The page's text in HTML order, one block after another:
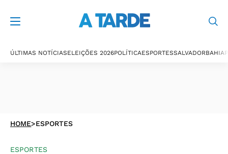
ÚLTIMAS NOTÍCIASELEIÇÕES 2026POLÍTICAESPORTESSALVADORBAHIA
HOME>ESPORTES
ESPORTES